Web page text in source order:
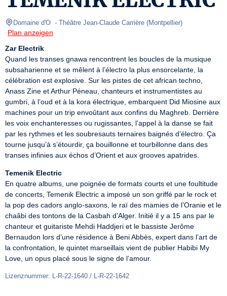
Domaine d'O - Théâtre Jean-Claude Carrière (Montpellier)
Plan anzeigen
Zar Electrik
Quand les transes gnawa rencontrent les boucles de la musique
subsaharienne et se mêlent à l’électro la plus ensorcelante, la
célébration est explosive. Sur les pistes de cet african techno,
Anass Zine et Arthur Péneau, chanteurs et instrumentistes au
gumbri, à l’oud et à la kora électrique, embarquent Did Miosine aux
machines pour un trip envoûtant aux confins du Maghreb. Derrière
les voix enchanteresses ou rugissantes, l’appel à la danse se fait
par les rythmes et les soubresauts ternaires baignés d’électro. Ça
tourne jusqu’à s’étourdir, ça bouillonne et tourbillonne dans des
transes infinies aux échos d’Orient et aux grooves apatrides.
Temenik Electric
En quatre albums, une poignée de formats courts et une foultitude
de concerts, Temenik Electric a imposé un son griffé par le rock et
la pop des cadors anglo-saxons, le raï des mamies de l’Oranie et le
chaâbi des tontons de la Casbah d’Alger. Initié il y a 15 ans par le
chanteur et guitariste Mehdi Haddjeri et le bassiste Jerôme
Bernaudon lors d’une résidence à Beni Abbès, expert dans l’art de
la confrontation, le quintet marseillais vient de publier Habibi My
Love, un opus placé sous le signe de l’amour.
Lizenznummer: L-R-22-1640 / L-R-22-1642